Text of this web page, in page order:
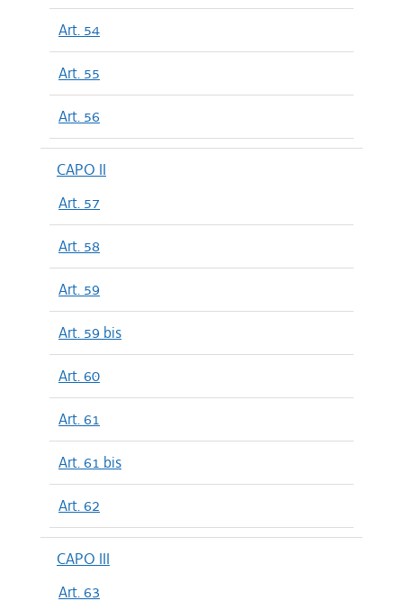
Art. 54
Art. 55
Art. 56
CAPO II
Art. 57
Art. 58
Art. 59
Art. 59 bis
Art. 60
Art. 61
Art. 61 bis
Art. 62
CAPO III
Art. 63